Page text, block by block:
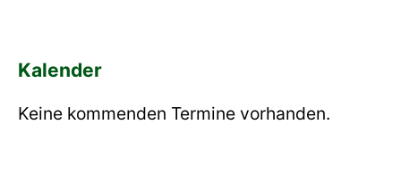
Kalender
Keine kommenden Termine vorhanden.